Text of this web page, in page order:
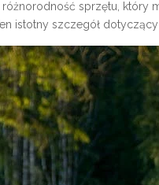
sprzętu,
istotny szczegół